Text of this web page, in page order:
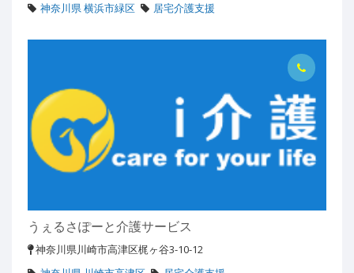
神奈川県 横浜市緑区
居宅介護支援
うぇるさぽーと介護サービス
神奈川県川崎市高津区梶ヶ谷3-10-12